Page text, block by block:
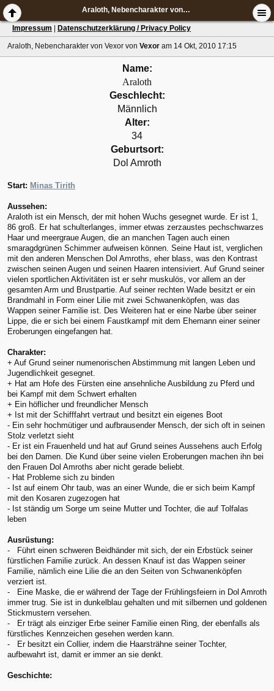
Araloth, Nebencharakter von Vexor
Impressum Datenschutzerklärung / Privacy Policy
Araloth, Nebencharakter von Vexor von Vexor am 14 Okt, 2010 17:15
Name:
Araloth
Geschlecht:
Männlich
Alter:
34
Geburtsort:
Dol Amroth
Start: Minas Tirith
Aussehen:
Araloth ist ein Mensch, der mit hohen Wuchs gesegnet wurde. Er ist 1,
86 groß. Er hat schulterlanges, immer etwas zerzaustes pechschwarzes
Haar und meergraue Augen, die an manchen Tagen auch einen
smaragdgrünen Schimmer aufweisen können. Seine Haut ist, verglichen
mit den anderen Menschen Dol Amroths, eher blass, was den Kontrast
zwischen seinen Augen und seinen Haaren intensiviert. Auf Grund seiner
vielen sportlichen Aktivitäten ist er sehr muskulös, vor allem an der
gesamten Arm und Brustpartie. Auf seiner rechten Wade besitzt er ein
Brandmahl in Form einer Lilie mit zwei Schwanenköpfen, was das
Wappen seiner Familie ist. Des Weiteren hat er eine Narbe über seiner
Lippe, die er sich bei einem Faustkampf mit dem Ehemann einer seiner
Eroberungen eingefangen hat.
Charakter:
+ Auf Grund seiner numenorischen Abstimmung mit langen Leben und
Jugendlichkeit gesegnet.
+ Hat am Hofe des Fürsten eine ansehnliche Ausbildung zu Pferd und
bei Kampf mit dem Schwert erhalten
+ Ein höflicher und freundlicher Mensch
+ Ist mit der Schifffahrt vertraut und besitzt ein eigenes Boot
- Ein sehr hochmütiger und aufbrausender Mensch, der sich oft in seinen
Stolz verletzt sieht
- Er ist ein Frauenheld und hat auf Grund seines Aussehens auch Erfolg
bei den Damen. Die Kund über seine vielen Eroberungen machen ihn bei
den Frauen Dol Amroths aber nicht gerade beliebt.
- Hat Probleme sich zu binden
- Ist auf einem Ohr taub, was an einer Wunde, die er sich beim Kampf
mit den Kosaren zugezogen hat
- Ist ständig um Sorge um seine Mutter und Tochter, die auf Tolfalas
leben
Ausrüstung:
- Führt einen schweren Beidhänder mit sich, der ein Erbstück seiner
fürstlichen Familie zurück. An dessen Knauf ist das Wappen seiner
Familie, nämlich eine Lilie die an den Seiten von Schwanenköpfen
verziert ist.
- Eine Maske, die er während der Tage der Frühlingsfeiern in Dol Amroth
immer trug. Sie ist in dunkelblau gehalten und mit silbernen und goldenen
Stickmustern versehen.
- Er trägt als einziger Erbe seiner Familie einen Ring, der ebenfalls als
fürstliches Kennzeichen gesehen werden kann.
- Er besitzt ein Collier, indem die Haarsträhne seiner Tochter,
aufbewahrt ist, damit er immer an sie denkt.
Geschichte: